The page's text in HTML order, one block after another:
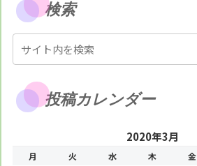
検索
投稿カレンダー
2020年3月
月 火 水 木 金